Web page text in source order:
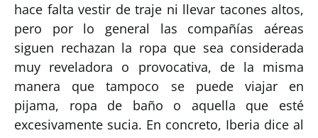
hace falta vestir de traje ni llevar tacones altos,
pero por lo general las compañías aéreas
siguen rechazan la ropa que sea considerada
muy reveladora o provocativa, de la misma
manera que tampoco se puede viajar en
pijama, ropa de baño o aquella que esté
excesivamente sucia. En concreto, Iberia dice al